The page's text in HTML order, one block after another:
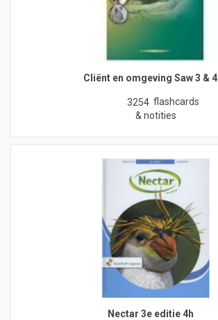
Cliënt en omgeving Saw 3 & 4
3254 flashcards
& notities
Nectar 3e editie 4h